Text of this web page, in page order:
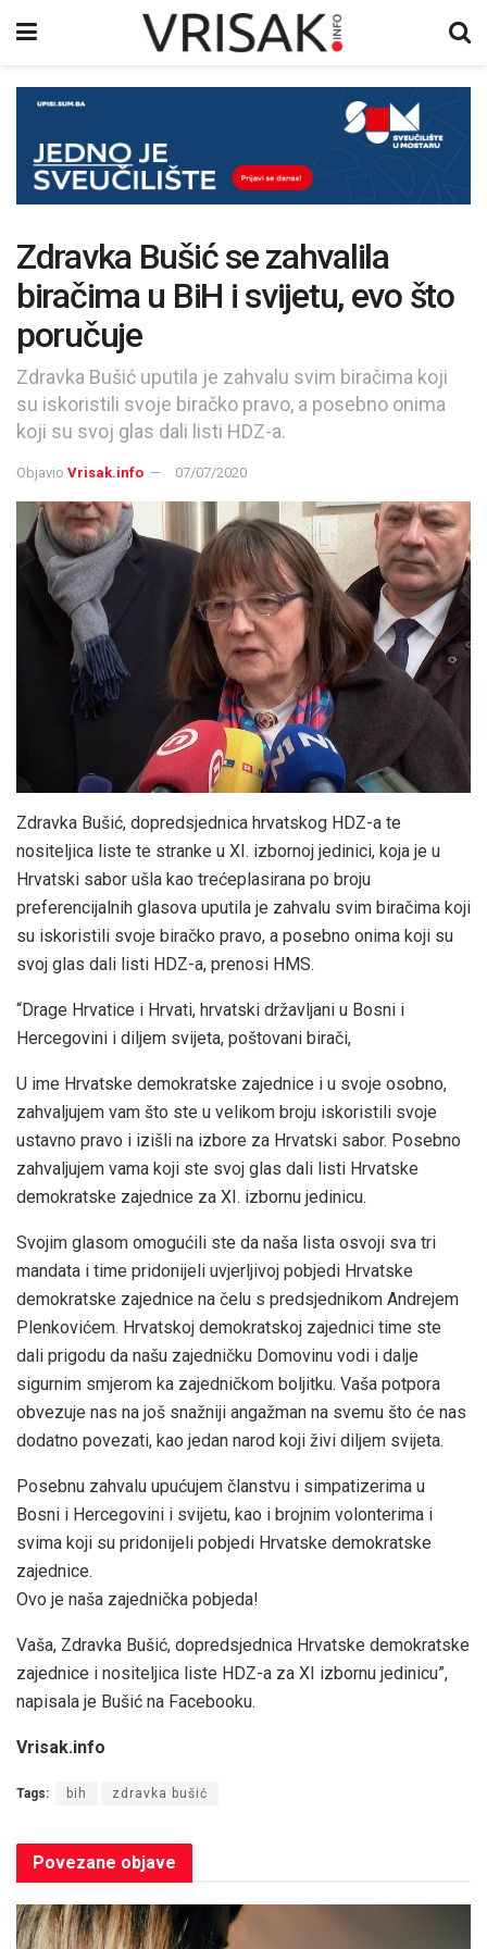
Zdravka Bušić se zahvalila
biračima u BiH i svijetu, evo što
poručuje
Zdravka Bušić uputila je zahvalu svim biračima koji
su iskoristili svoje biračko pravo, a posebno onima
koji su svoj glas dali listi HDZ-a.
Objavio Vrisak.info 07/07/2020
Zdravka Bušić, dopredsjednica hrvatskog HDZ-a te
nositeljica liste te stranke u XI. izbornoj jedinici, koja je u
Hrvatski sabor ušla kao trećeplasirana po broju
preferencijalnih glasova uputila je zahvalu svim biračima koji
su iskoristili svoje biračko pravo, a posebno onima koji su
svoj glas dali listi HDZ-a, prenosi HMS.
“Drage Hrvatice i Hrvati, hrvatski državljani u Bosni i
Hercegovini i diljem svijeta, poštovani birači,
U ime Hrvatske demokratske zajednice i u svoje osobno,
zahvaljujem vam što ste u velikom broju iskoristili svoje
ustavno pravo i izišli na izbore za Hrvatski sabor. Posebno
zahvaljujem vama koji ste svoj glas dali listi Hrvatske
demokratske zajednice za XI. izbornu jedinicu.
Svojim glasom omogućili ste da naša lista osvoji sva tri
mandata i time pridonijeli uvjerljivoj pobjedi Hrvatske
demokratske zajednice na čelu s predsjednikom Andrejem
Plenkovićem. Hrvatskoj demokratskoj zajednici time ste
dali prigodu da našu zajedničku Domovinu vodi i dalje
sigurnim smjerom ka zajedničkom boljitku. Vaša potpora
obvezuje nas na još snažniji angažman na svemu što će nas
dodatno povezati, kao jedan narod koji živi diljem svijeta.
Posebnu zahvalu upućujem članstvu i simpatizerima u
Bosni i Hercegovini i svijetu, kao i brojnim volonterima i
svima koji su pridonijeli pobjedi Hrvatske demokratske
zajednice.
Ovo je naša zajednička pobjeda!
Vaša, Zdravka Bušić, dopredsjednica Hrvatske demokratske
zajednice i nositeljica liste HDZ-a za XI izbornu jedinicu”,
napisala je Bušić na Facebooku.
Vrisak.info
Tags: bih zdravka bušić
Povezane objave